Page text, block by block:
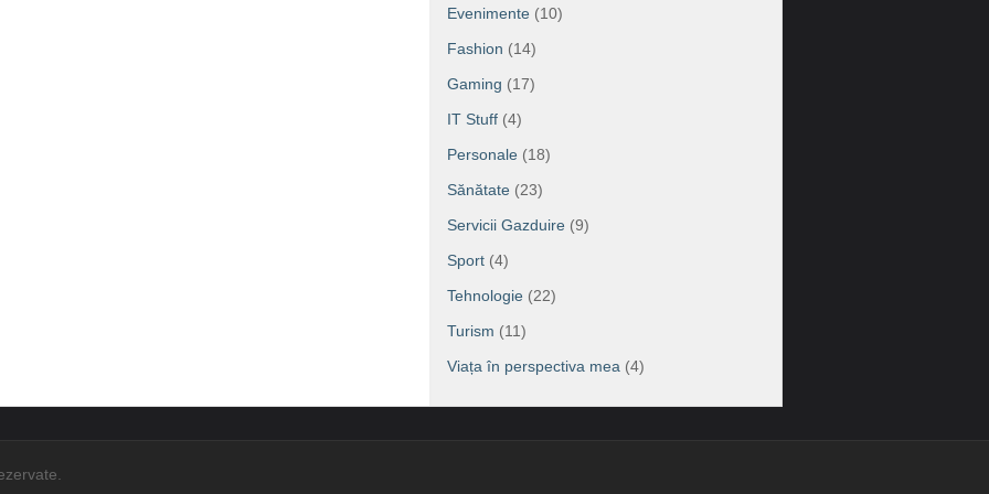
Evenimente (10)
Fashion (14)
Gaming (17)
IT Stuff (4)
Personale (18)
Sănătate (23)
Servicii Gazduire (9)
Sport (4)
Tehnologie (22)
Turism (11)
Viața în perspectiva mea (4)